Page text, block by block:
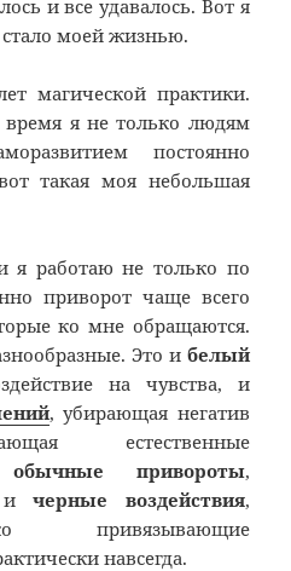
и все удавалось. Вот я
моей жизнью.
магической практики.
время я не только людям
постоянно
такая моя небольшая
я работаю не только по
приворот чаще всего
ко мне обращаются.
Это и белый
на чувства, и
, убирающая негатив
естественные
обычные привороты,
ичерные воздействия,
привязывающие
навсегда.